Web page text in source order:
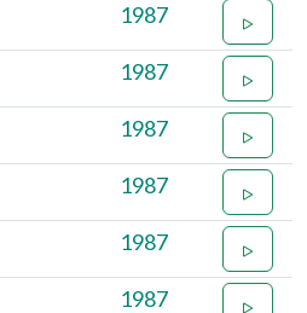
1987
1987
1987
1987
1987
1987